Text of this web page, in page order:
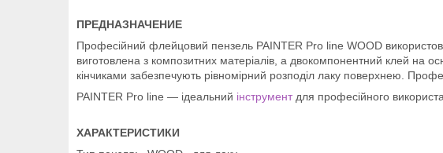
ПРЕДНАЗНАЧЕНИЕ
Професійний флейцовий пензель PAINTER Pro line WOOD
виготовлена з композитних матеріалів, а двокомпонентний клей на
кінчиками забезпечують рівномірний розподіл лаку поверхнею.
PAINTER Pro line — ідеальний інструментдля професійного
ХАРАКТЕРИСТИКИ